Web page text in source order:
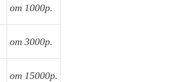
от 1000р.
от 3000р.
от 15000р.